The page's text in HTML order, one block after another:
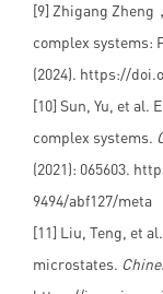
[9] Zhigang Zheng
complex systems:
(2024). https://
[10] Sun, Yu, et al.
complex systems.
(2021): 065603.
9494/abf127/meta
[11] Liu, Teng, et
microstates.